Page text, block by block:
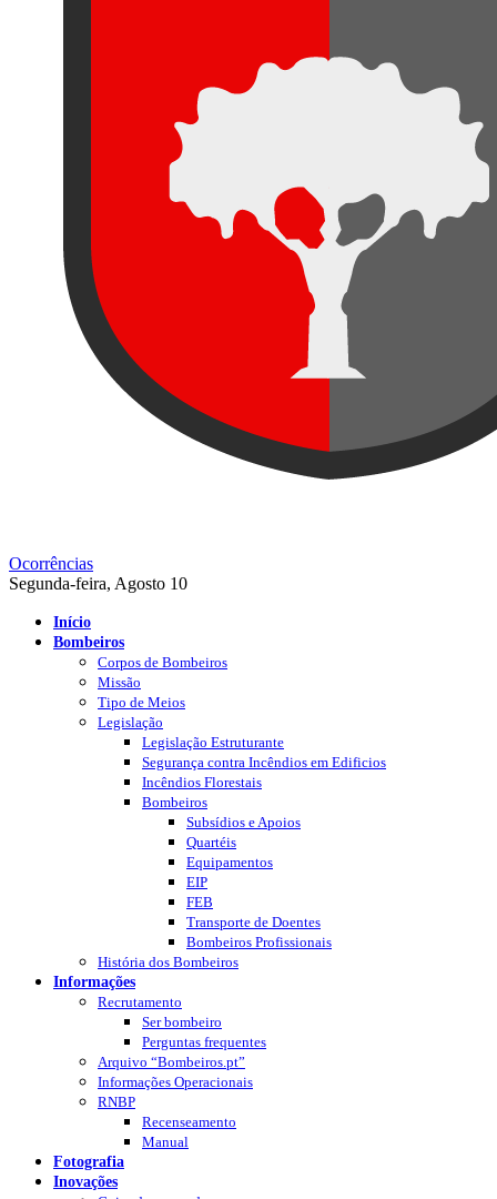
Ocorrências
Segunda-feira, Agosto 10
Início
Bombeiros
Corpos de Bombeiros
Missão
Tipo de Meios
Legislação
Legislação Estruturante
Segurança contra Incêndios em Edificios
Incêndios Florestais
Bombeiros
Subsídios e Apoios
Quartéis
Equipamentos
EIP
FEB
Transporte de Doentes
Bombeiros Profissionais
História dos Bombeiros
Informações
Recrutamento
Ser bombeiro
Perguntas frequentes
Arquivo “Bombeiros.pt”
Informações Operacionais
RNBP
Recenseamento
Manual
Fotografia
Inovações